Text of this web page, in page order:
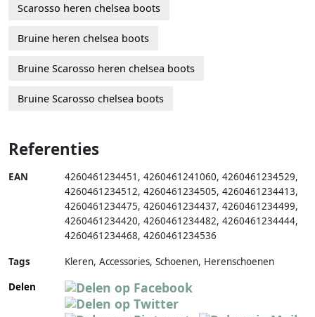
Scarosso heren chelsea boots
Bruine heren chelsea boots
Bruine Scarosso heren chelsea boots
Bruine Scarosso chelsea boots
Referenties
EAN 4260461234451 , 4260461241060, 4260461234529,
4260461234512, 4260461234505, 4260461234413,
4260461234475, 4260461234437, 4260461234499,
4260461234420, 4260461234482, 4260461234444,
4260461234468, 4260461234536
Tags
Kleren, Accessories, Schoenen, Herenschoenen
Delen